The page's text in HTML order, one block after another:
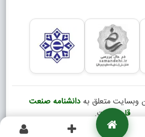
وبسایت متعلق بهدانشنامه صنعت
قارچ است.